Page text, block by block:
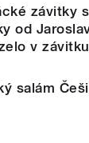
závitky
od
v závitku
salám